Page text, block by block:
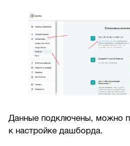
Данные подключены, можно
к настройке дашборда.